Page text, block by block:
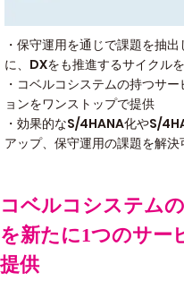
・保守運用を通じで課題を抽
に、DXをも推進するサイクル
・コベルコシステムの持つサ
ョンをワンストップで提供
・効果的なS/4HANA化やS/
アップ、保守運用の課題を解決
コベルコシステム
を新たに1つのサー
提供